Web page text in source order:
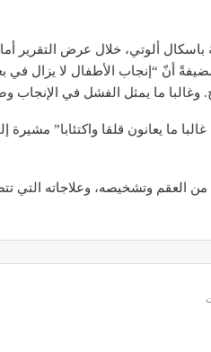
ألوتي، خلال عرض التقرير
أنّ “إنجاب الأطفال لا يزال في
وغالبا ما يمثل الفشل في الإنجاب
ما يعانون قلقا واكتئابا” مشيرة
العقم وتشخيصه، وعلاجاته التي
معدات
قرار جديد